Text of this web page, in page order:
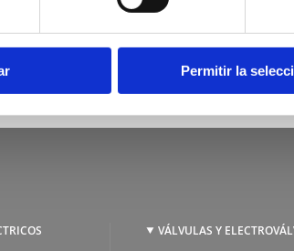
Permitir la
VÁLVULAS Y